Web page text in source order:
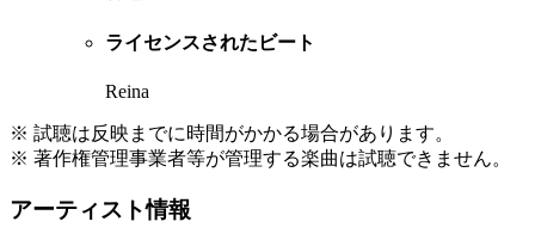
ライセンスされたビート
Reina
※ 試聴は反映までに時間がかかる場合があります。
※ 著作権管理事業者等が管理する楽曲は試聴できません。
アーティスト情報